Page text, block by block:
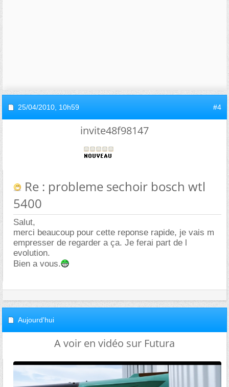
25/04/2010, 10h59 #4
invite48f98147
Re : probleme sechoir bosch wtl
5400
Salut,
merci beaucoup pour cette reponse rapide, je vais m
empresser de regarder a ça. Je ferai part de l
evolution.
Bien a vous.
Aujourd'hui
A voir en vidéo sur Futura